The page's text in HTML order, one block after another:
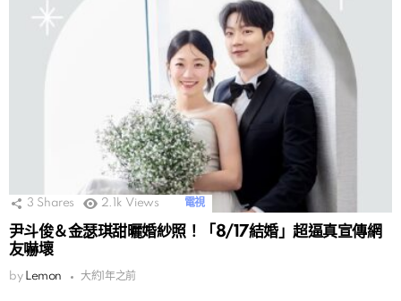
3 Shares 2.1k Views 電視
尹斗俊＆金瑟琪甜曬婚紗照！「8/17結婚」超逼真宣傳網
友嚇壞
by Lemon 大約1年之前